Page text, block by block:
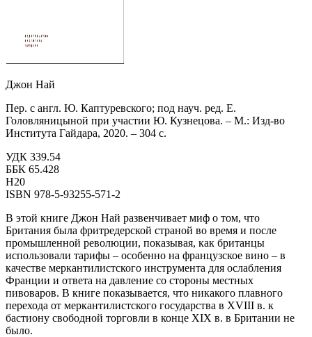
Джон Най
Пер. с англ. Ю. Каптуревского; под науч. ред. Е.
Головляницыной при участии Ю. Кузнецова. – М.: Изд-во
Института Гайдара, 2020. – 304 с.
УДК 339.54
ББК 65.428
Н20
ISBN 978-5-93255-571-2
В этой книге Джон Най развенчивает миф о том, что
Британия была фритредерской страной во время и после
промышленной революции, показывая, как британцы
использовали тарифы – особенно на французское вино – в
качестве меркантилистского инструмента для ослабления
Франции и ответа на давление со стороны местных
пивоваров. В книге показывается, что никакого плавного
перехода от меркантилистского государства в XVIII в. к
бастиону свободной торговли в конце XIX в. в Британии не
было.